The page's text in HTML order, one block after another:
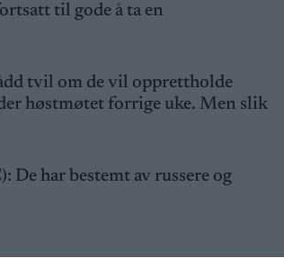
til gode å ta en
tvil om de vil opprettholde
høstmøtet forrige uke. Men slik
har bestemt av russere og